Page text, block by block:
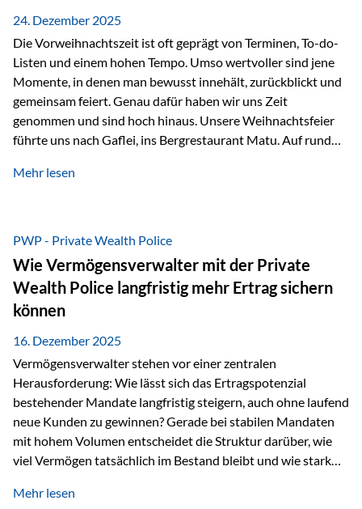
24. Dezember 2025
Die Vorweihnachtszeit ist oft geprägt von Terminen, To-do-
Listen und einem hohen Tempo. Umso wertvoller sind jene
Momente, in denen man bewusst innehält, zurückblickt und
gemeinsam feiert. Genau dafür haben wir uns Zeit
genommen und sind hoch hinaus. Unsere Weihnachtsfeier
führte uns nach Gaflei, ins Bergrestaurant Matu. Auf rund
beeindruckendes Panorama, sondern auch etwas, das im
verschneiter Landschaft, bei feinem Essen, guter Musik und
einer entspannten…
Mehr lesen
PWP - Private Wealth Police
Wie Vermögensverwalter mit der Private
Wealth Police langfristig mehr Ertrag sichern
können
16. Dezember 2025
Vermögensverwalter stehen vor einer zentralen
Herausforderung: Wie lässt sich das Ertragspotenzial
bestehender Mandate langfristig steigern, auch ohne laufend
neue Kunden zu gewinnen? Gerade bei stabilen Mandaten
mit hohem Volumen entscheidet die Struktur darüber, wie
viel Vermögen tatsächlich im Bestand bleibt und wie stark
Beispiel verdeutlicht diese Wirkung besonders deutlich.
Mehr lesen